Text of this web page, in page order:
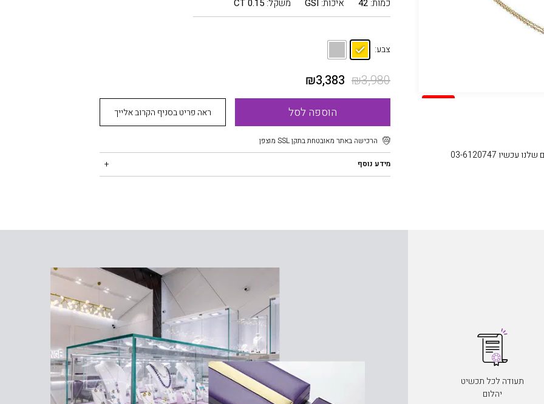
SALE
03-6120747
צבע:
₪3,980
₪3,383
הוספה לסל ראה פריט בסניף הקרוב אלייך
הרכישה באתר מאובטחת בתקן SSL מוצפן
כמות: 42 איכות: GSI משקל: 0.15 CT
מידע נוסף
תעודה לכל תכשיט
יהלום